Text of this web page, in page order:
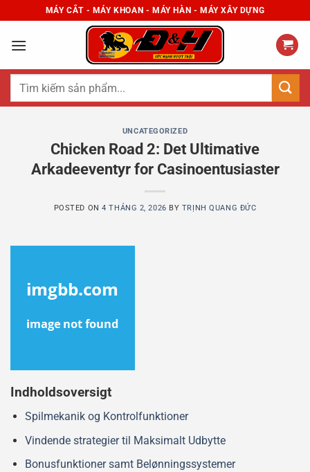
to
content
MÁY CẮT - MÁY KHOAN - MÁY HÀN - MÁY XÂY DỰNG
Tìm
UNCATEGORIZED
Chicken Road 2: Det Ultimative
Arkadeeventyr for Casinoentusiaster
POSTED ON4 THÁNG 2, 2026 BY TRỊNH QUANG ĐỨC
Indholdsoversigt
Spilmekanik og Kontrolfunktioner
Vindende strategier til Maksimalt Udbytte
Bonusfunktioner samt Belønningssystemer